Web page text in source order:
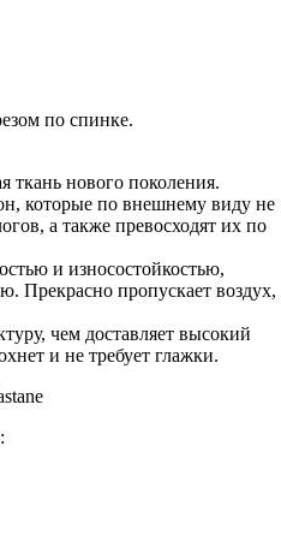
по спинке.
ткань нового поколения.
которые по внешнему виду не
а также превосходят их по
и износостойкостью,
Прекрасно пропускает воздух,
чем доставляет высокий
и не требует глажки.